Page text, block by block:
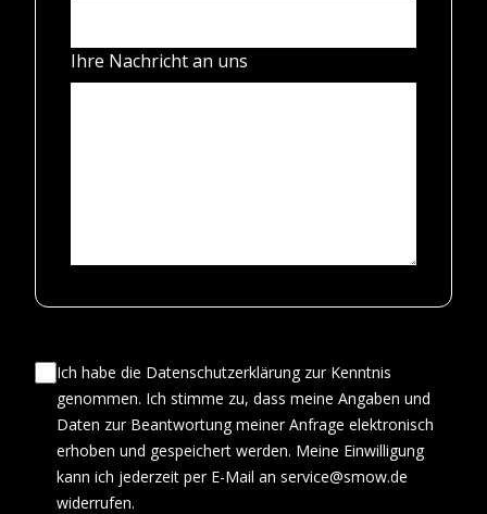
Ihre Nachricht an uns
Ich habe die Datenschutzerklärung zur Kenntnis
genommen. Ich stimme zu, dass meine Angaben und
Daten zur Beantwortung meiner Anfrage elektronisch
erhoben und gespeichert werden. Meine Einwilligung
kann ich jederzeit per E-Mail an service@smow.de
widerrufen.